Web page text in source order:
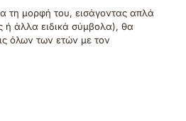
τη μορφή του, εισάγοντας απλά
ή άλλα ειδικά σύμβολα), θα
όλων των ετών με τον